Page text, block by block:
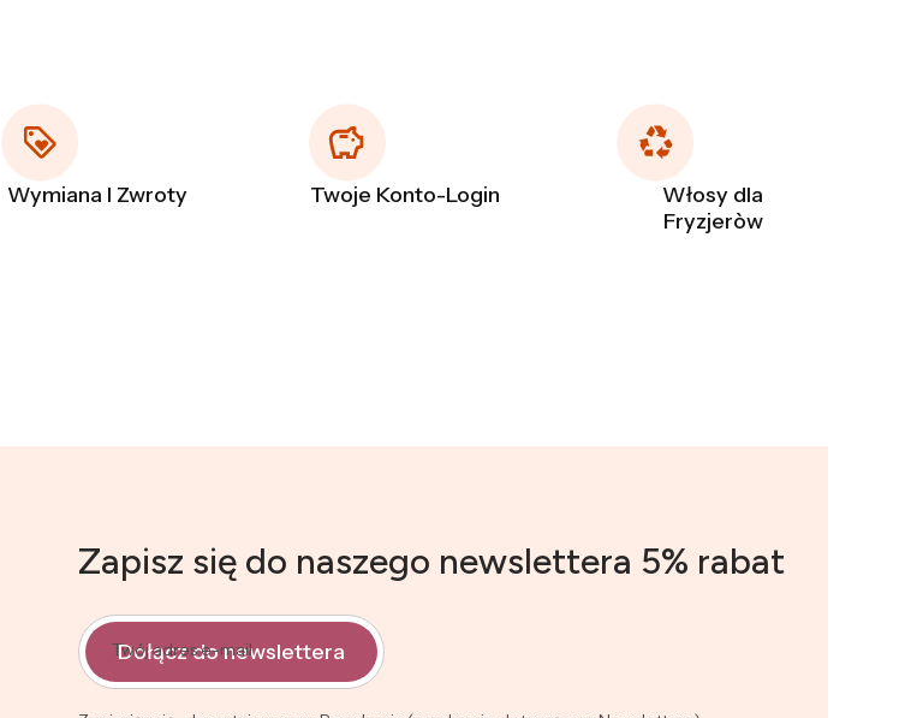
Wymiana I Zwroty Twoje Konto-Login
Włosy dla
Fryzjeròw
Zapisz się do naszego newslettera 5% rabat
Twój adres e-mail
Dołącz do newslettera